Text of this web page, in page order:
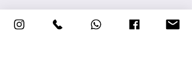
יהוד מונוסון, אברהם גירון 3, יהוד מונוסון, ישראל